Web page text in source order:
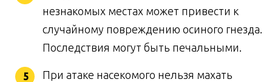
незнакомых местах может привести к
случайному повреждению осиного гнезда.
Последствия могут быть печальными.
При атаке насекомого нельзя махать